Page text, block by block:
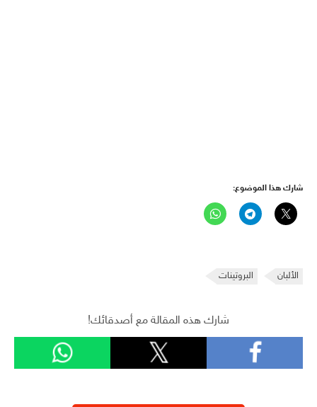
شارك هذا الموضوع:
الألبان البروتينات
شارك هذه المقالة مع أصدقائك!